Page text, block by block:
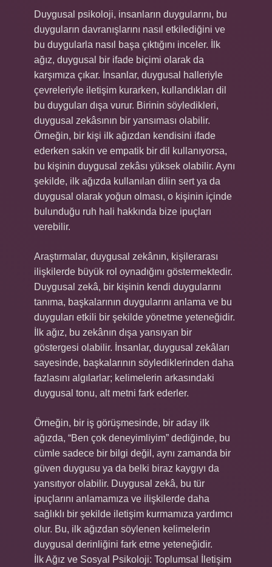
Duygusal psikoloji, insanların duygularını, bu
duyguların davranışlarını nasıl etkilediğini ve
bu duygularla nasıl başa çıktığını inceler. İlk
ağız, duygusal bir ifade biçimi olarak da
karşımıza çıkar. İnsanlar, duygusal halleriyle
çevreleriyle iletişim kurarken, kullandıkları dil
bu duyguları dışa vurur. Birinin söyledikleri,
duygusal zekâsının bir yansıması olabilir.
Örneğin, bir kişi ilk ağızdan kendisini ifade
ederken sakin ve empatik bir dil kullanıyorsa,
bu kişinin duygusal zekâsı yüksek olabilir. Aynı
şekilde, ilk ağızda kullanılan dilin sert ya da
duygusal olarak yoğun olması, o kişinin içinde
bulunduğu ruh hali hakkında bize ipuçları
verebilir.
Araştırmalar, duygusal zekânın, kişilerarası
ilişkilerde büyük rol oynadığını göstermektedir.
Duygusal zekâ, bir kişinin kendi duygularını
tanıma, başkalarının duygularını anlama ve bu
duyguları etkili bir şekilde yönetme yeteneğidir.
İlk ağız, bu zekânın dışa yansıyan bir
göstergesi olabilir. İnsanlar, duygusal zekâları
sayesinde, başkalarının söylediklerinden daha
fazlasını algılarlar; kelimelerin arkasındaki
duygusal tonu, alt metni fark ederler.
Örneğin, bir iş görüşmesinde, bir aday ilk
ağızda, “Ben çok deneyimliyim” dediğinde, bu
cümle sadece bir bilgi değil, aynı zamanda bir
güven duygusu ya da belki biraz kaygıyı da
yansıtıyor olabilir. Duygusal zekâ, bu tür
ipuçlarını anlamamıza ve ilişkilerde daha
sağlıklı bir şekilde iletişim kurmamıza yardımcı
olur. Bu, ilk ağızdan söylenen kelimelerin
duygusal derinliğini fark etme yeteneğidir.
İlk Ağız ve Sosyal Psikoloji: Toplumsal İletişim